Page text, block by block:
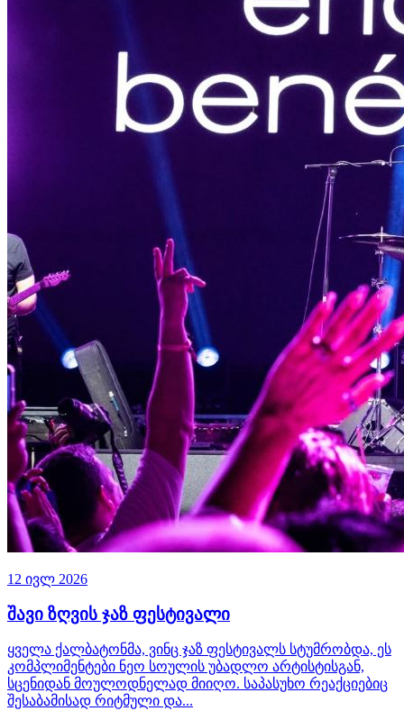
12 ივლ 2026
შავი ზღვის ჯაზ ფესტივალი
ყველა ქალბატონმა, ვინც ჯაზ ფესტივალს სტუმრობდა, ეს
კომპლიმენტები ნეო სოულის უბადლო არტისტისგან,
სცენიდან მოულოდნელად მიიღო. საპასუხო რეაქციებიც
შესაბამისად რიტმული და...